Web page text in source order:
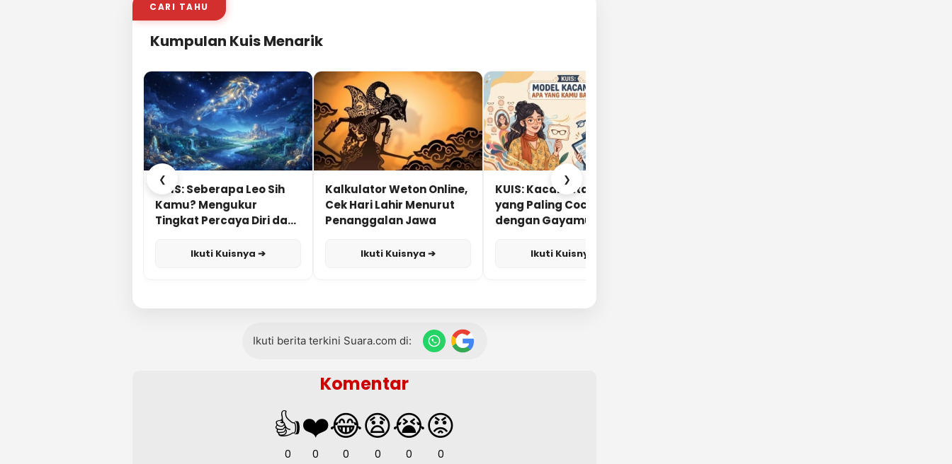
CARI TAHU
Kumpulan Kuis Menarik
❮
KUIS: Seberapa Leo Sih
Kamu? Mengukur
Tingkat Percaya Diri dan
Ikuti Kuisnya ➔
Kalkulator Weton Online,
Cek Hari Lahir Menurut
Penanggalan Jawa
Ikuti Kuisnya ➔
KUIS: Kacamata Apa
yang Paling Cocok
dengan Gayamu?
Ikuti Kuisnya ➔
❯
Ikuti berita terkini Suara.com di:
Komentar
👍
0
❤️
0
😂
0
😧
0
😭
0
😡
0